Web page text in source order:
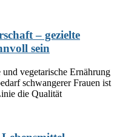
– gezielte
sein
vegetarische Ernährung
schwangerer Frauen ist
die Qualität